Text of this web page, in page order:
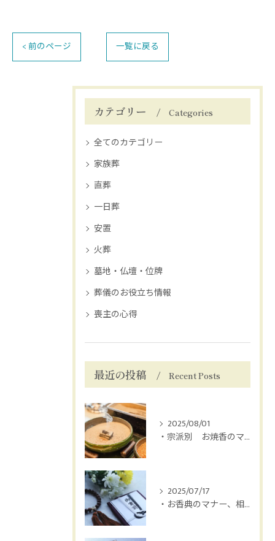
< 前のページ 一覧に戻る
カテゴリー Categories
全てのカテゴリー
家族葬
直葬
一日葬
安置
火葬
墓地・仏壇・位牌
葬儀のお役立ち情報
喪主の心得
最近の投稿 Recent Posts
2025/08/01
・宗派別 お焼香のマナー
2025/07/17
・お香典のマナー、相場は？